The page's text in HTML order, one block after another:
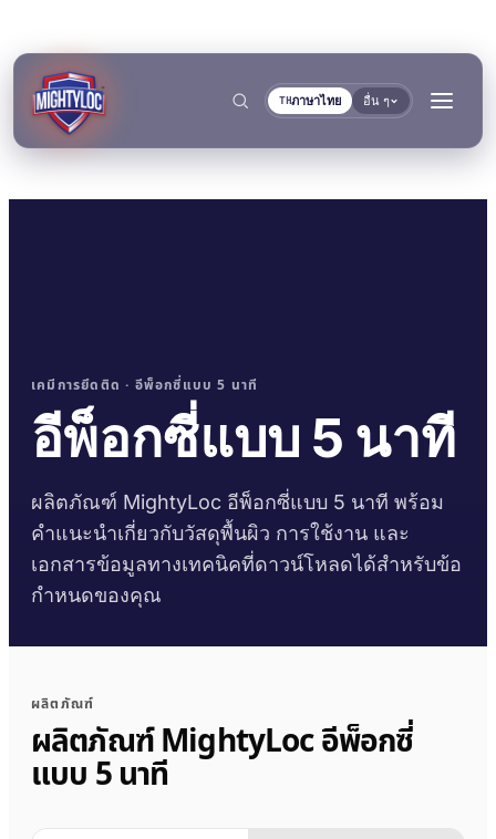
THภาษาไทย อื่น ๆ
→
การยึดติดและการบ่ม
Krystal 1000 กาวยูวี
Krystal 2000
ดูเพิ่มเติม →
การอุดและการล็อก
Taftflex 6221
สารซีลแลนท์โพลียูรีเทน
เทปโฟมอะคริลิก
→
งานก่อสร้างและผลิต
งานก่อสร้าง
งาน DIY
ป้ายและสัญลักษณ์
งานไม้
การขนส่งและการเดินเรือ
บรรทุก
ตลาดอะไหล่ยานยนต์
ตามประเภทพื้นผิว
เลือกตามวัสดุ
→
เอกสาร
เอกสารข้อมูลความ
ปลอดภัย
เครื่องมือ
เครื่องมือเลือกพื้นผิว
คู่มือเวลาบ่มกาว
คู่มืออุณหภูมิการใช้งาน
TDS แยกรายผลิตภัณฑ์
เคมีการยึดติด · อีพ็อกซี่แบบ 5 นาที
อีพ็อกซี่แบบ 5 นาที
ผลิตภัณฑ์ MightyLoc อีพ็อกซี่แบบ 5 นาที พร้อม
คำแนะนำเกี่ยวกับวัสดุพื้นผิว การใช้งาน และ
เอกสารข้อมูลทางเทคนิคที่ดาวน์โหลดได้สำหรับข้อ
กำหนดของคุณ
ผลิตภัณฑ์
ผลิตภัณฑ์ MightyLoc อีพ็อกซี่
แบบ 5 นาที